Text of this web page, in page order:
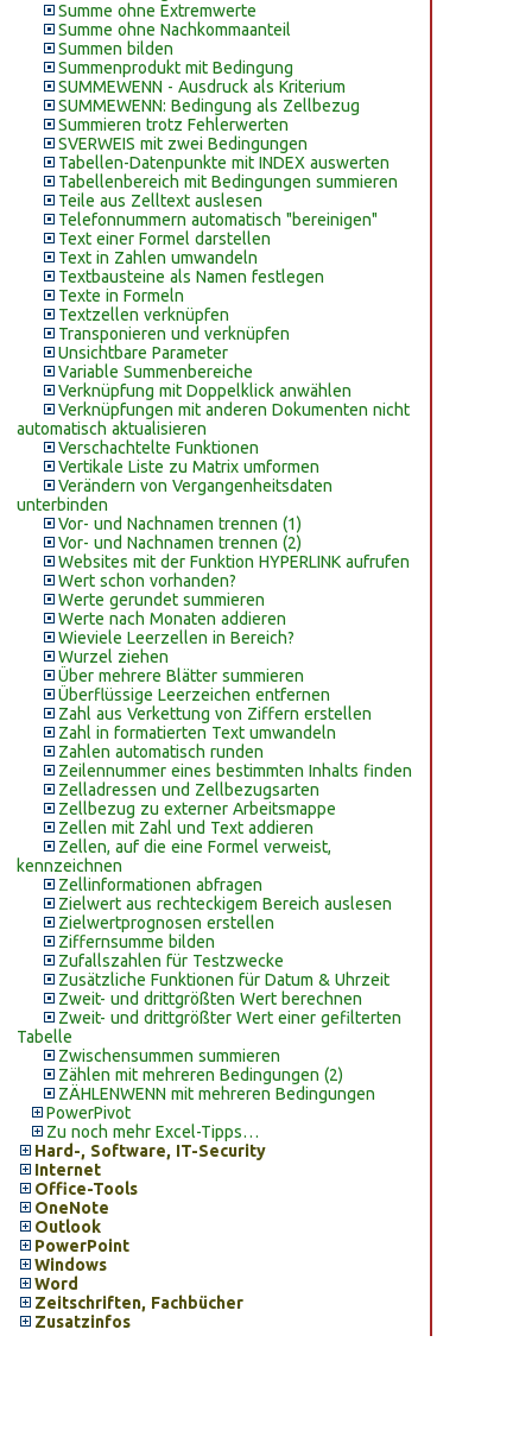
Summe ohne Extremwerte
Summe ohne Nachkommaanteil
Summen bilden
Summenprodukt mit Bedingung
SUMMEWENN - Ausdruck als Kriterium
SUMMEWENN: Bedingung als Zellbezug
Summieren trotz Fehlerwerten
SVERWEIS mit zwei Bedingungen
Tabellen-Datenpunkte mit INDEX auswerten
Tabellenbereich mit Bedingungen summieren
Teile aus Zelltext auslesen
Telefonnummern automatisch "bereinigen"
Text einer Formel darstellen
Text in Zahlen umwandeln
Textbausteine als Namen festlegen
Texte in Formeln
Textzellen verknüpfen
Transponieren und verknüpfen
Unsichtbare Parameter
Variable Summenbereiche
Verknüpfung mit Doppelklick anwählen
Verknüpfungen mit anderen Dokumenten nicht
automatisch aktualisieren
Verschachtelte Funktionen
Vertikale Liste zu Matrix umformen
Verändern von Vergangenheitsdaten
unterbinden
Vor- und Nachnamen trennen (1)
Vor- und Nachnamen trennen (2)
Websites mit der Funktion HYPERLINK aufrufen
Wert schon vorhanden?
Werte gerundet summieren
Werte nach Monaten addieren
Wieviele Leerzellen in Bereich?
Wurzel ziehen
Über mehrere Blätter summieren
Überflüssige Leerzeichen entfernen
Zahl aus Verkettung von Ziffern erstellen
Zahl in formatierten Text umwandeln
Zahlen automatisch runden
Zeilennummer eines bestimmten Inhalts finden
Zelladressen und Zellbezugsarten
Zellbezug zu externer Arbeitsmappe
Zellen mit Zahl und Text addieren
Zellen, auf die eine Formel verweist,
kennzeichnen
Zellinformationen abfragen
Zielwert aus rechteckigem Bereich auslesen
Zielwertprognosen erstellen
Ziffernsumme bilden
Zufallszahlen für Testzwecke
Zusätzliche Funktionen für Datum & Uhrzeit
Zweit- und drittgrößten Wert berechnen
Zweit- und drittgrößter Wert einer gefilterten
Tabelle
Zwischensummen summieren
Zählen mit mehreren Bedingungen (2)
ZÄHLENWENN mit mehreren Bedingungen
PowerPivot
Zu noch mehr Excel-Tipps…
Hard-, Software, IT-Security
Internet
Office-Tools
OneNote
Outlook
PowerPoint
Windows
Word
Zeitschriften, Fachbücher
Zusatzinfos